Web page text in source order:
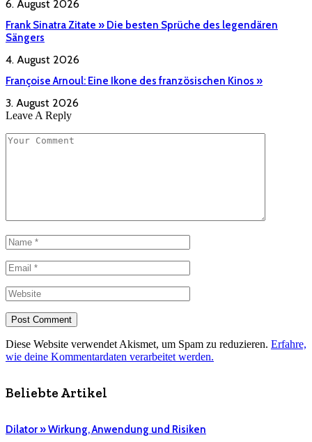
6. August 2026
Frank Sinatra Zitate » Die besten Sprüche des legendären
Sängers
4. August 2026
Françoise Arnoul: Eine Ikone des französischen Kinos »
3. August 2026
Leave A Reply
Diese Website verwendet Akismet, um Spam zu reduzieren. Erfahre,
wie deine Kommentardaten verarbeitet werden.
Beliebte Artikel
Dilator » Wirkung, Anwendung und Risiken